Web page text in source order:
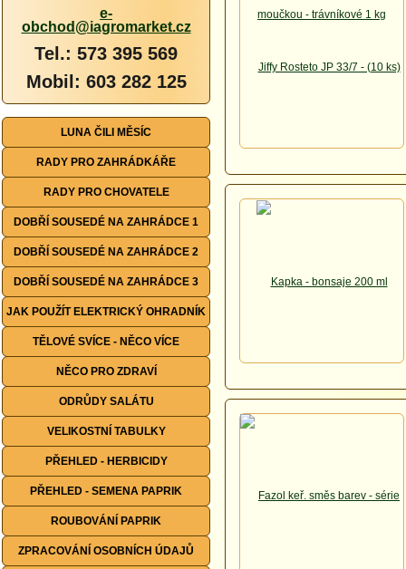
e-
obchod@iagromarket.cz
Tel.: 573 395 569
Mobil: 603 282 125
LUNA ČILI MĚSÍC
RADY PRO ZAHRÁDKÁŘE
RADY PRO CHOVATELE
DOBŘÍ SOUSEDÉ NA ZAHRÁDCE 1
DOBŘÍ SOUSEDÉ NA ZAHRÁDCE 2
DOBŘÍ SOUSEDÉ NA ZAHRÁDCE 3
JAK POUŽÍT ELEKTRICKÝ OHRADNÍK
TĚLOVÉ SVÍCE - NĚCO VÍCE
NĚCO PRO ZDRAVÍ
ODRŮDY SALÁTU
VELIKOSTNÍ TABULKY
PŘEHLED - HERBICIDY
PŘEHLED - SEMENA PAPRIK
ROUBOVÁNÍ PAPRIK
ZPRACOVÁNÍ OSOBNÍCH ÚDAJŮ